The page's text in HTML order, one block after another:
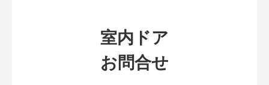
室内ドア
お問合せ